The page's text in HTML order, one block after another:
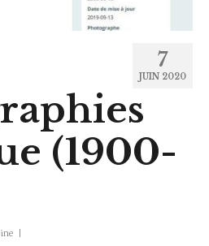
7
JUIN 2020
(1900-
|